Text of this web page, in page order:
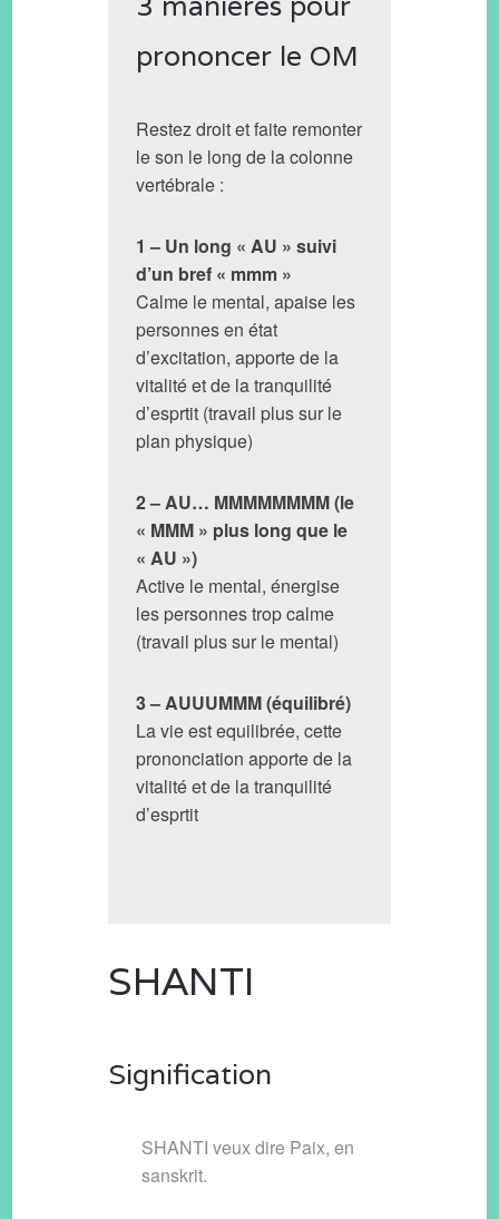
prononcer le OM
Restez droit et faite remonter
le son le long de la colonne
vertébrale :
1 – Un long « AU » suivi
d’un bref « mmm »
Calme le mental, apaise les
personnes en état
d’excitation, apporte de la
vitalité et de la tranquilité
d’esprtit (travail plus sur le
plan physique)
2 – AU… MMMMMMMM (le
« MMM » plus long que le
« AU »)
Active le mental, énergise
les personnes trop calme
(travail plus sur le mental)
3 – AUUUMMM (équilibré)
La vie est equilibrée, cette
prononciation apporte de la
vitalité et de la tranquilité
d’esprtit
SHANTI
Signification
SHANTI veux dire Paix, en
sanskrit.